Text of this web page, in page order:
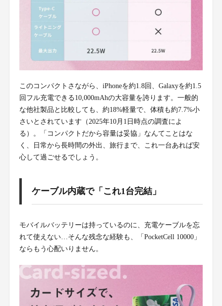
このコンパクトさながら、iPhoneを約1.8回、Galaxyを約1.5
回フル充電できる10,000mAhの大容量を誇ります。一般的
な他社製品と比較しても、約18%軽量で、体積も約7.7%小
さいとされています（2025年10月1日時点の調査によ
る）。「コンパクトだから容量は妥協」なんてことはな
く、日常から長時間の外出、旅行まで、これ一台あれば安
心して過ごせるでしょう。
ケーブル内蔵で「これ1台完結」
モバイルバッテリーは持っているのに、充電ケーブルを忘
れて使えない…そんな残念な経験も、「PocketCell 10000」
ならもう心配いりません。